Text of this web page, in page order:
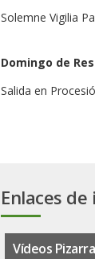
Solemne Vigilia
Domingo de
Salida en
Enlaces
Vídeos Pizarra